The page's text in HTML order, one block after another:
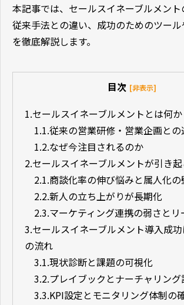
本記事では、セールスイネーブルメン
従来手法との違い、成功のためのツー
を徹底解説します。
目次 [非表示]
1.セールスイネーブルメントとは何か
1.1.従来の営業研修・営業企画との
1.2.なぜ今注目されるのか
2.セールスイネーブルメントが引き
2.1.商談化率の伸び悩みと属人化の
2.2.新人の立ち上がりが長期化
2.3.マーケティング連携の弱さと
3.セールスイネーブルメント導入成
の流れ
3.1.現状診断と課題の可視化
3.2.プレイブックとナーチャリング
3.3.KPI設定とモニタリング体制の